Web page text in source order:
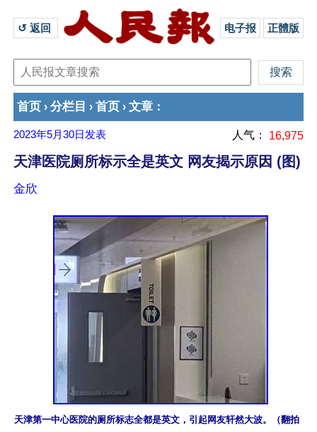
↺ 返回 电子报 正體版
首页 › 分栏目 › 首页 › 文章 ：
2023年5月30日 发表 人气： 16,975
天津医院厕所标示全是英文 网友揭示原因 (图)
金欣
天津第一中心医院的厕所标志全都是英文，引起网友轩然大波。（翻拍